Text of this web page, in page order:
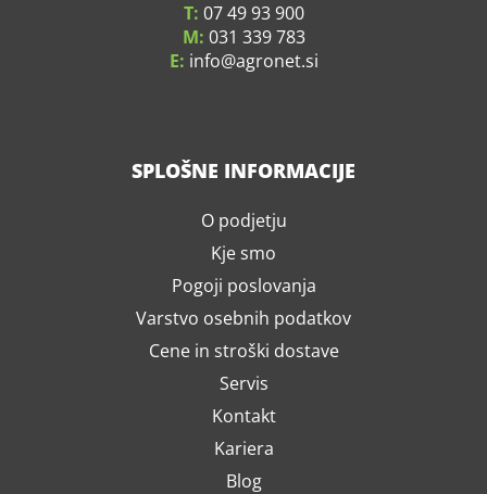
T: 07 49 93 900
M: 031 339 783
E: info agronet.si
SPLOŠNE INFORMACIJE
O podjetju
Kje smo
Pogoji poslovanja
Varstvo osebnih podatkov
Cene in stroški dostave
Servis
Kontakt
Kariera
Blog